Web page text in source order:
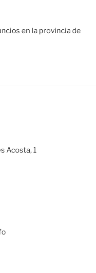
en la provincia de
Acosta, 1